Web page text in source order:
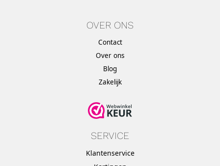
OVER ONS
Contact
Over ons
Blog
Zakelijk
SERVICE
Klantenservice